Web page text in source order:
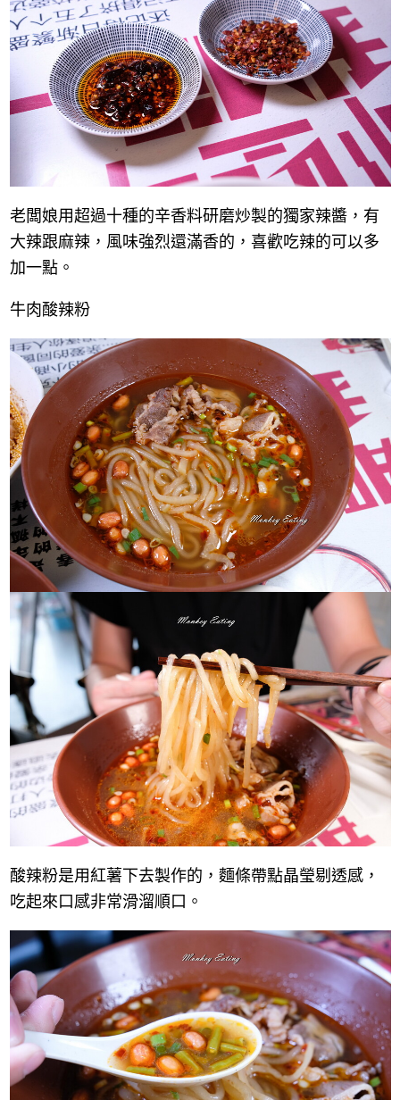
老闆娘用超過十種的辛香料研磨炒製的獨家辣醬，有
大辣跟麻辣，風味強烈還滿香的，喜歡吃辣的可以多
加一點。
牛肉酸辣粉
酸辣粉是用紅薯下去製作的，麵條帶點晶瑩剔透感，
吃起來口感非常滑溜順口。